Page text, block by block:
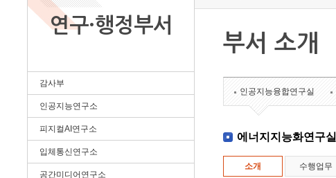
연구·행정부서
감사부
인공지능연구소
피지컬AI연구소
입체통신연구소
공간미디어연구소
부서 소개
인공지능융합연구실
에너지지능화연구실
소개 수행업무